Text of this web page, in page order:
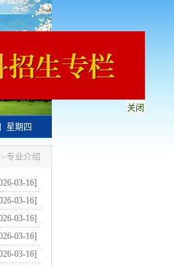
关闭
星期四
专业介绍
03-16]
03-16]
03-16]
03-16]
03-16]